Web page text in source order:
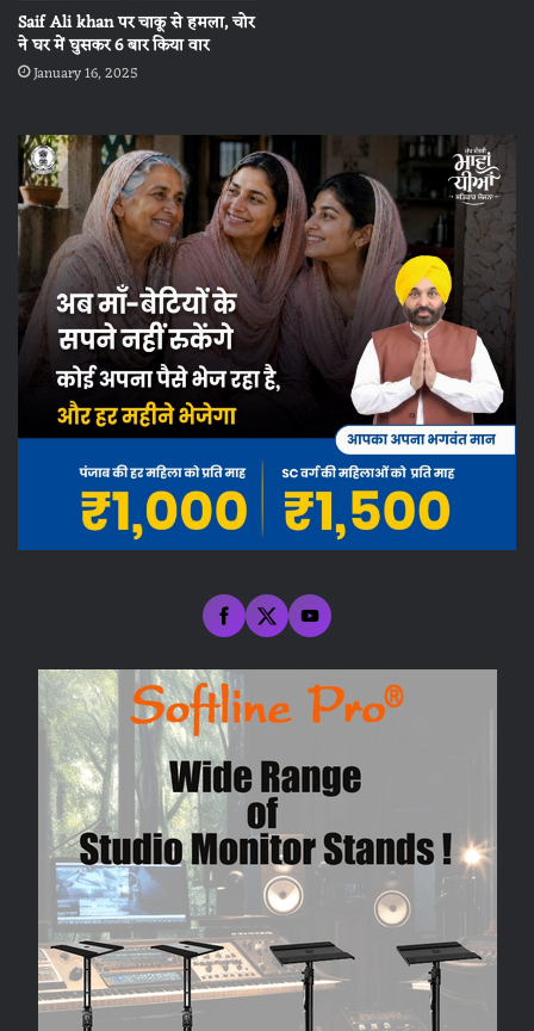
Saif Ali khan पर चाकू से हमला, चोर
ने घर में घुसकर 6 बार किया वार
January 16, 2025